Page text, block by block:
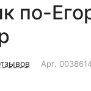
по-
Арт.